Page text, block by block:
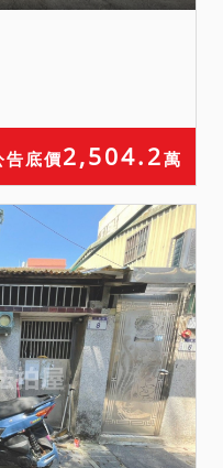
金或聲請撤銷拍
告不符時，一律
欄張貼之拍賣公
。
告底價2,504.2萬